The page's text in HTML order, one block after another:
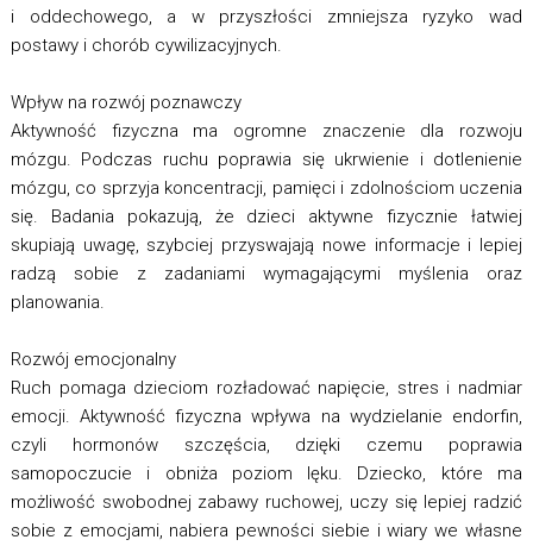
i oddechowego, a w przyszłości zmniejsza ryzyko wad
postawy i chorób cywilizacyjnych.
Wpływ na rozwój poznawczy
Aktywność fizyczna ma ogromne znaczenie dla rozwoju
mózgu. Podczas ruchu poprawia się ukrwienie i dotlenienie
mózgu, co sprzyja koncentracji, pamięci i zdolnościom uczenia
się. Badania pokazują, że dzieci aktywne fizycznie łatwiej
skupiają uwagę, szybciej przyswajają nowe informacje i lepiej
radzą sobie z zadaniami wymagającymi myślenia oraz
planowania.
Rozwój emocjonalny
Ruch pomaga dzieciom rozładować napięcie, stres i nadmiar
emocji. Aktywność fizyczna wpływa na wydzielanie endorfin,
czyli hormonów szczęścia, dzięki czemu poprawia
samopoczucie i obniża poziom lęku. Dziecko, które ma
możliwość swobodnej zabawy ruchowej, uczy się lepiej radzić
sobie z emocjami, nabiera pewności siebie i wiary we własne